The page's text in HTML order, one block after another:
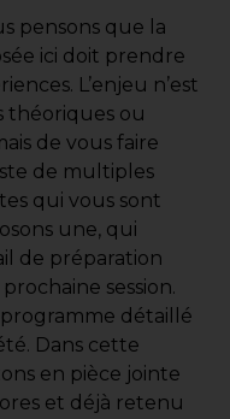
pensons que la
ici doit prendre
L’enjeu n’est
théoriques ou
de vous faire
de multiples
qui vous sont
une, qui
de préparation
session.
détaillé
Dans cette
en pièce jointe
et déjà retenu